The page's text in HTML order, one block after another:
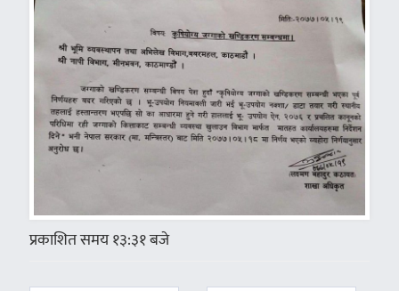
प्रकाशित समय १३:३१ बजे